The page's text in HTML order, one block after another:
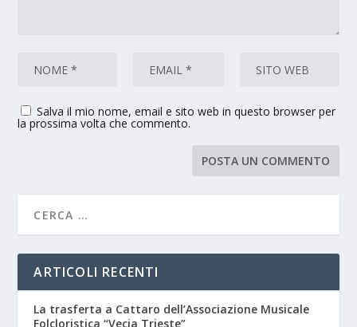
Salva il mio nome, email e sito web in questo browser per
la prossima volta che commento.
ARTICOLI RECENTI
La trasferta a Cattaro dell’Associazione Musicale
Folcloristica “Vecia Trieste”